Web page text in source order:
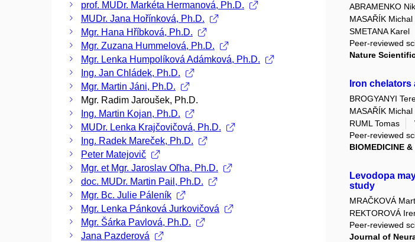
prof. MUDr. Markéta Hermanová, Ph.D.
MUDr. Jana Hořínková, Ph.D.
Mgr. Hana Hříbková, Ph.D.
Mgr. Zuzana Hummelová, Ph.D.
Mgr. Lenka Humpolíková Adámková, Ph.D.
Ing. Jan Chládek, Ph.D.
Mgr. Martin Jáni, Ph.D.
Mgr. Radim Jaroušek, Ph.D.
Ing. Martin Kojan, Ph.D.
MUDr. Lenka Krajčovičová, Ph.D.
Ing. Radek Mareček, Ph.D.
Peter Matejovič
Mgr. et Mgr. Jaroslav Oľha, Ph.D.
doc. MUDr. Martin Pail, Ph.D.
Mgr. Bc. Julie Páleník
Mgr. Lenka Pánková Jurkovičová
Mgr. Šárka Pavlová, Ph.D.
Jana Pazderová
ABRAMENKO
MASAŘÍK Michal
SMETANA Karel
Peer-reviewed
Nature
Iron
BROGYANYI
MASAŘÍK Michal
RUML Tomas
Peer-reviewed
BIOMEDICINE
Levodopa
study
MRAČKOVÁ
REKTOROVÁ
Peer-reviewed
Journal of